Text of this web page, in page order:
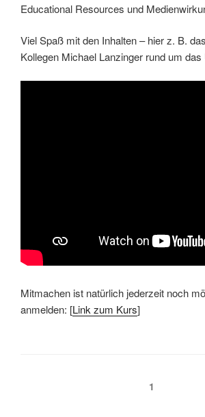
Educational Resources und
Viel Spaß mit den Inhalten – hier z. B.
Kollegen Michael Lanzinger rund um
Mitmachen ist natürlich jederzeit noch
anmelden: [Link zum Kurs]
1